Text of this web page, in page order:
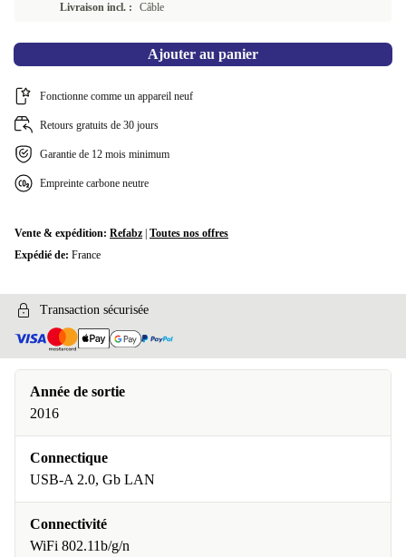
Livraison incl. :
Câble
Ajouter au panier
Fonctionne comme un appareil neuf
Retours gratuits de 30 jours
Garantie de 12 mois minimum
Empreinte carbone neutre
Vente & expédition: Refabz Toutes nos offres
Expédié de: France
Transaction sécurisée
Année de sortie
2016
Connectique
USB-A 2.0, Gb LAN
Connectivité
WiFi 802.11b/g/n